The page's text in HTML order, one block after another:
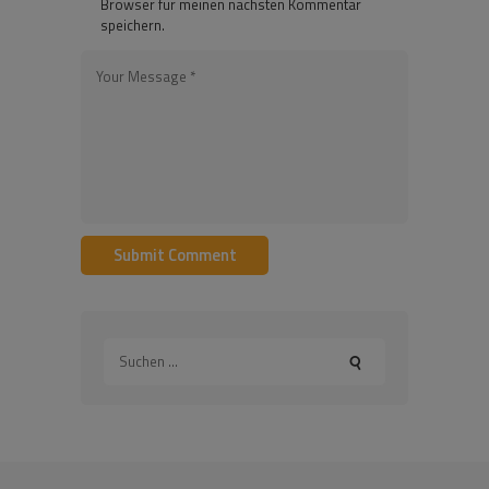
Browser für meinen nächsten Kommentar
speichern.
nach: